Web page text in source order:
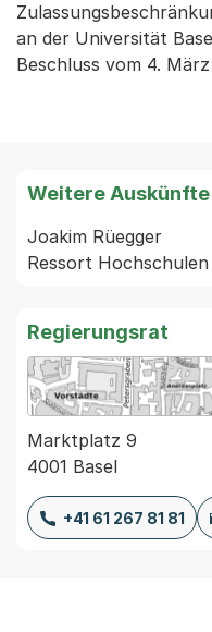
an der Universität
Beschluss vom 4.
Weitere Auskünfte
Joakim Rüegger
Regierungsrat
Marktplatz 9
4001 Basel
+41 61 267 81 81